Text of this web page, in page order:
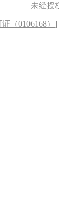
未经授
（0106168） ]